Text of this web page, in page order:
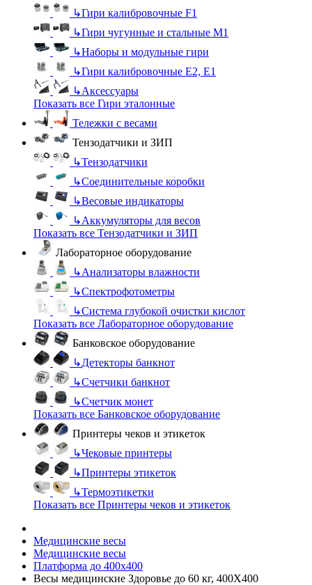
↳Гири калибровочные F1
↳Гири чугунные и стальные М1
↳Наборы и модульные гири
↳Гири калибровочные E2, Е1
↳Аксессуары
Показать все Гири эталонные
Тележки с весами
Тензодатчики и ЗИП
↳Тензодатчики
↳Соединительные коробки
↳Весовые индикаторы
↳Аккумуляторы для весов
Показать все Тензодатчики и ЗИП
Лабораторное оборудование
↳Анализаторы влажности
↳Спектрофотометры
↳Система глубокой очистки кислот
Показать все Лабораторное оборудование
Банковское оборудование
↳Детекторы банкнот
↳Счетчики банкнот
↳Счетчик монет
Показать все Банковское оборудование
Принтеры чеков и этикеток
↳Чековые принтеры
↳Принтеры этикеток
↳Термоэтикетки
Показать все Принтеры чеков и этикеток
Медицинские весы
Медицинские весы
Платформа до 400х400
Весы медицинские Здоровье до 60 кг, 400Х400